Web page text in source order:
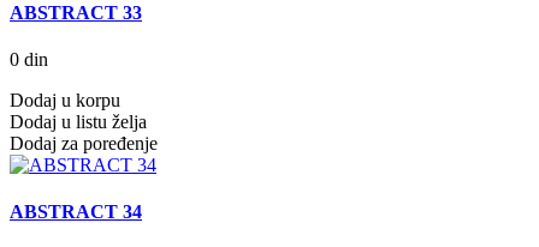
ABSTRACT 33
0 din
Dodaj u korpu
Dodaj u listu želja
Dodaj za poređenje
ABSTRACT 34